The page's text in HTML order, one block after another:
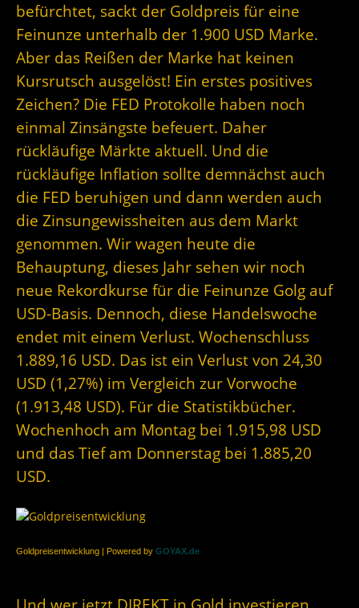
befürchtet, sackt der Goldpreis für eine
Feinunze unterhalb der 1.900 USD Marke.
Aber das Reißen der Marke hat keinen
Kursrutsch ausgelöst! Ein erstes positives
Zeichen? Die FED Protokolle haben noch
einmal Zinsängste befeuert. Daher
rückläufige Märkte aktuell. Und die
rückläufige Inflation sollte demnächst auch
die FED beruhigen und dann werden auch
die Zinsungewissheiten aus dem Markt
genommen. Wir wagen heute die
Behauptung, dieses Jahr sehen wir noch
neue Rekordkurse für die Feinunze Golg auf
USD-Basis. Dennoch, diese Handelswoche
endet mit einem Verlust. Wochenschluss
1.889,16 USD. Das ist ein Verlust von 24,30
USD (1,27%) im Vergleich zur Vorwoche
(1.913,48 USD). Für die Statistikbücher.
Wochenhoch am Montag bei 1.915,98 USD
und das Tief am Donnerstag bei 1.885,20
USD.
Goldpreisentwicklung | Powered by GOYAX.de